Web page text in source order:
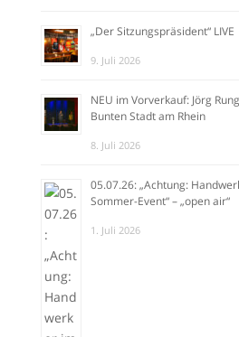
„Der Sitzungspräsident“ LIVE
9. Juli 2026
NEU im Vorverkauf: Jörg
Bunten Stadt am Rhein
8. Juli 2026
05.07.26: „Achtung:
Sommer-Event“ – „open air“
1. Juli 2026